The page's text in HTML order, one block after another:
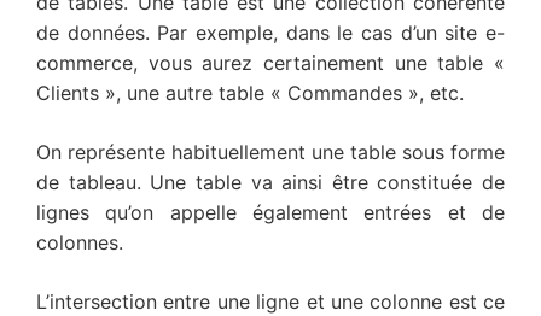
de données. Par exemple, dans le cas d’un site e-
commerce, vous aurez certainement une table «
Clients », une autre table « Commandes », etc.
On représente habituellement une table sous forme
de tableau. Une table va ainsi être constituée de
lignes qu’on appelle également entrées et de
colonnes.
L’intersection entre une ligne et une colonne est ce